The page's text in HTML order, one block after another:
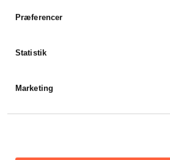
Præferencer
Statistik
Marketing